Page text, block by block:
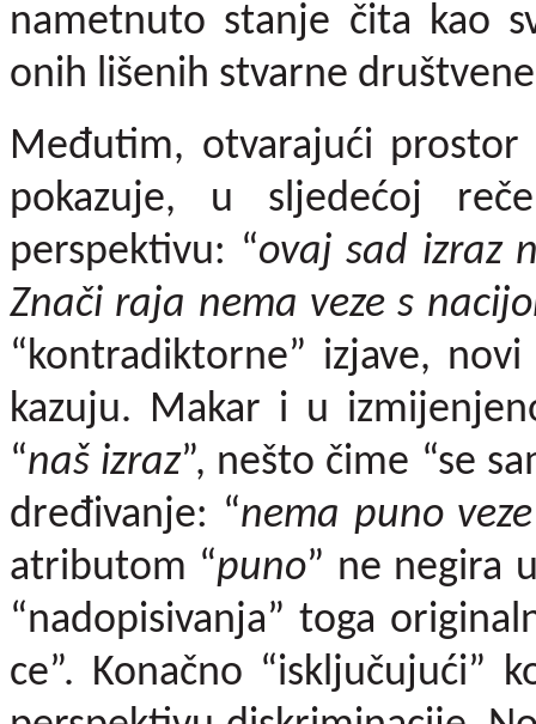
nametnuto stanje čita kao
onih lišenih stvarne
Međutim, otvarajući
pokazuje, u sljedećoj
perspektivu: “ovaj sad izraz
Znači raja nema veze s
“kontradiktorne” izjave,
kazuju. Makar i u
“naš izraz”, nešto čime “se
dređivanje: “nema puno veze
atributom “puno” ne negira
“nadopisivanja” toga
ce”. Konačno “isključujući”